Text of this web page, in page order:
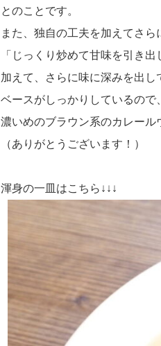
とのことです。
また、独自の工夫を加えてさら
「じっくり炒めて甘味を引き
加えて、さらに味に深みを出し
ベースがしっかりしているの
濃いめのブラウン系のカレー
（ありがとうございます！）
渾身の一皿はこちら↓↓↓